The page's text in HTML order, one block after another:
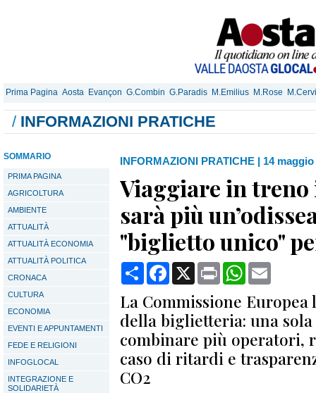
Prima Pagina Aosta Evançon G.Combin G.Paradis M.Emilius M.Rose
/ INFORMAZIONI PRATICHE
SOMMARIO
PRIMA PAGINA
AGRICOLTURA
AMBIENTE
ATTUALITÀ
ATTUALITÀ ECONOMIA
ATTUALITÀ POLITICA
CRONACA
CULTURA
ECONOMIA
EVENTI E APPUNTAMENTI
FEDE E RELIGIONI
INFOGLOCAL
INTEGRAZIONE E
SOLIDARIETÀ
INFORMAZIONI PRATICHE | 14 maggio
Viaggiare in
sarà più
"biglietto unico"
CondividiFacebook
X Print WhatsApp
La Commissione
della biglietteria: una
combinare più
caso di ritardi e
CO2